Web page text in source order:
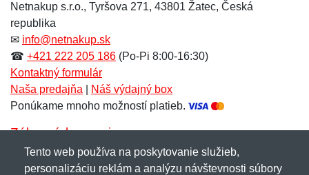
Meno:*
E-mail:
Správa*
E-mail:*
Správa*
Netnakup s.r.o., Tyršova 271, 43801 Žatec, Česká
republika
✉ info@netnakup.sk
☎ +421 222 205 186 (Po-Pi 8:00-16:30)
Kontaktný formulár
Naša predajňa
Náš výdajný box
Ponúkame mnoho možností platieb.
Zákaznícky servis
Novinky emailom
Tento web používa na poskytovanie služieb,
personalizáciu reklám a analýzu návštevnosti súbory